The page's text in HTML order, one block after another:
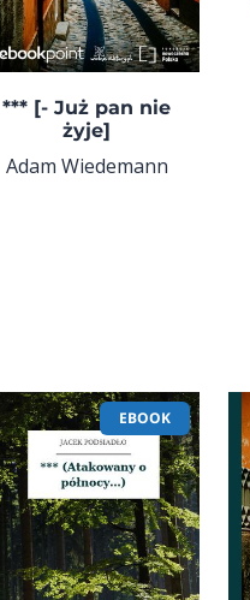
*** [- Już pan nie
żyje]
Adam Wiedemann
EBOOK